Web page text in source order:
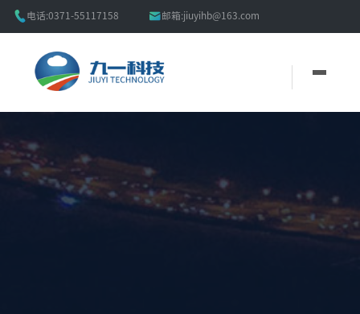
 电话:0371-55117158 邮箱:jiuyihb@163.com